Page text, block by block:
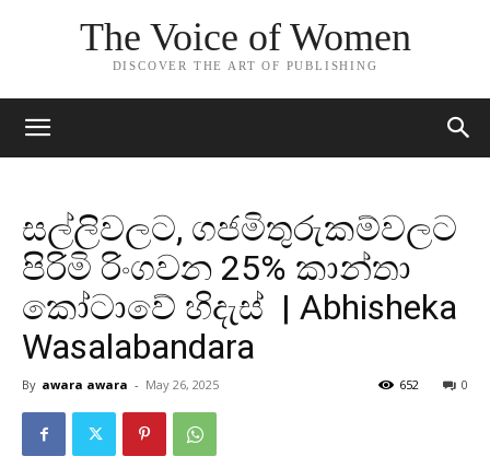
The Voice of Women
DISCOVER THE ART OF PUBLISHING
සල්ලිවලට, ගජමිතුරුකම්වලට
පිරිමි රිංගවන 25% කාන්තා
කෝටාවේ හිදැස් | Abhisheka
Wasalabandara
By awara awara - May 26, 2025 0
652